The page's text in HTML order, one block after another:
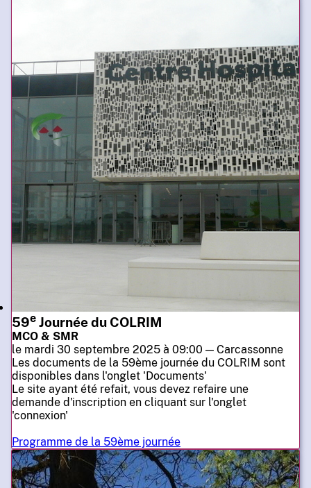
59e Journée du COLRIM
MCO & SMR
le mardi 30 septembre 2025 à 09:00 — Carcassonne
Les documents de la 59ème journée du COLRIM sont
disponibles dans l'onglet 'Documents'
Le site ayant été refait, vous devez refaire une
demande d'inscription en cliquant sur l'onglet
'connexion'
Programme de la 59ème journée